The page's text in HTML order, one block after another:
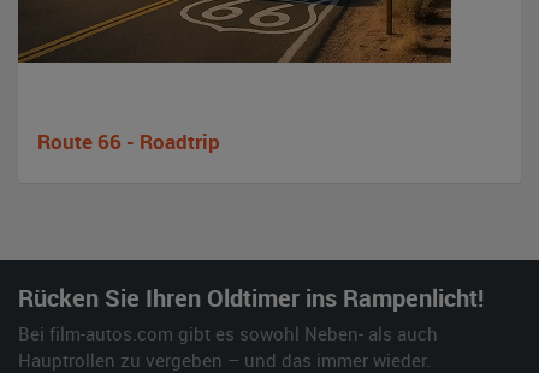
Route 66 - Roadtrip
Rücken Sie Ihren Oldtimer ins Rampenlicht!
Bei film-autos.com gibt es sowohl Neben- als auch
Hauptrollen zu vergeben – und das immer wieder.